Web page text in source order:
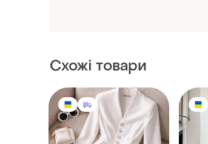
Схожі товари